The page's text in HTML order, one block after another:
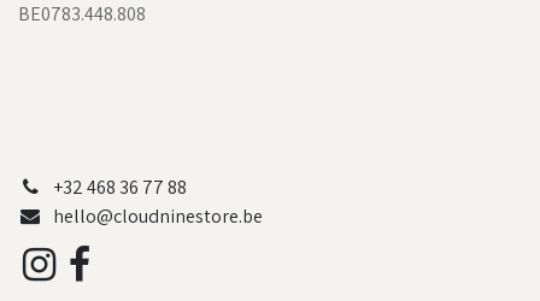
BE0783.448.808
+32 468 36 77 88
hello@cloudninestore.be